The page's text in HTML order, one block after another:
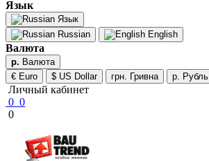
Язык
Язык
Russian
English
Валюта
р. Валюта
€ Euro
$ US Dollar грн. Гривна р. Рубль
Личный кабинет
0 0
0